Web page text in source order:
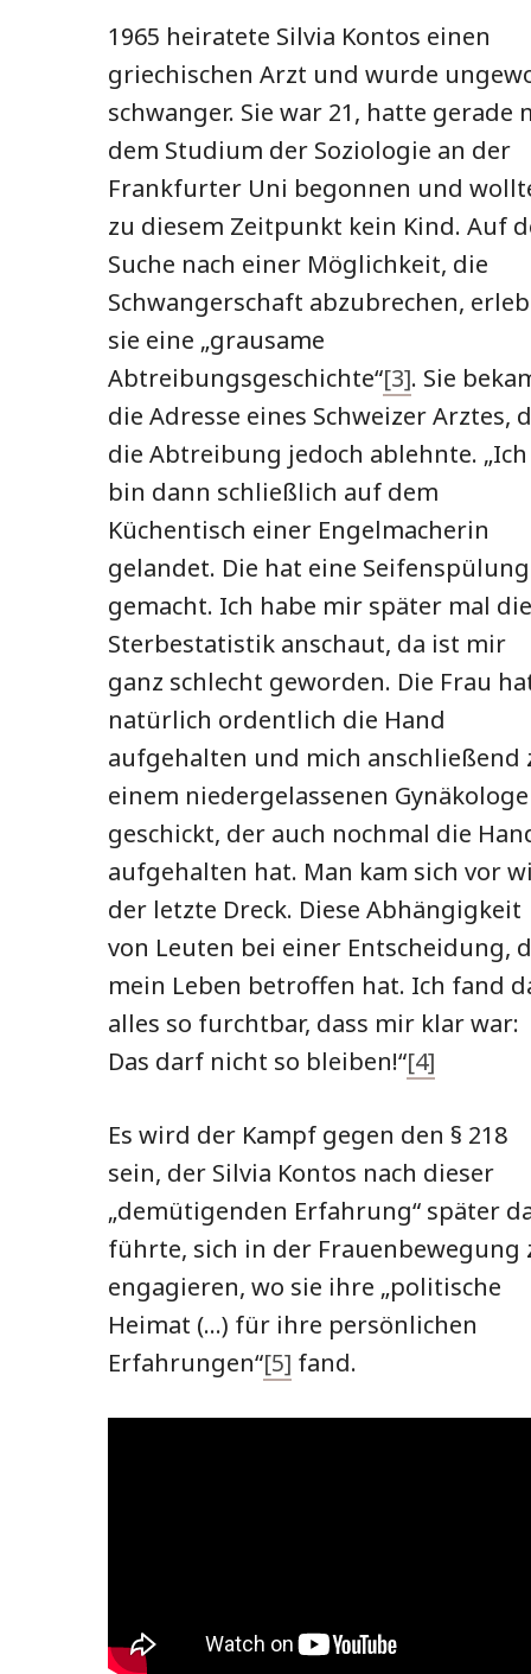
1965 heiratete Silvia Kontos einen
griechischen Arzt und wurde
schwanger. Sie war 21, hatte gerade
dem Studium der Soziologie an der
Frankfurter Uni begonnen und
zu diesem Zeitpunkt kein Kind. Auf
Suche nach einer Möglichkeit, die
Schwangerschaft abzubrechen,
sie eine „grausame
Abtreibungsgeschichte“[3]. Sie
die Adresse eines Schweizer Arztes,
die Abtreibung jedoch ablehnte. „Ich
bin dann schließlich auf dem
Küchentisch einer Engelmacherin
gelandet. Die hat eine Seifenspülung
gemacht. Ich habe mir später mal die
Sterbestatistik anschaut, da ist mir
ganz schlecht geworden. Die Frau
natürlich ordentlich die Hand
aufgehalten und mich anschließend
einem niedergelassenen
geschickt, der auch nochmal die
aufgehalten hat. Man kam sich vor
der letzte Dreck. Diese Abhängigkeit
von Leuten bei einer Entscheidung,
mein Leben betroffen hat. Ich fand
alles so furchtbar, dass mir klar war:
Das darf nicht so bleiben!“[4]
Es wird der Kampf gegen den § 218
sein, der Silvia Kontos nach dieser
„demütigenden Erfahrung“ später
führte, sich in der Frauenbewegung
engagieren, wo sie ihre „politische
Heimat (…) für ihre persönlichen
Erfahrungen“[5] fand.